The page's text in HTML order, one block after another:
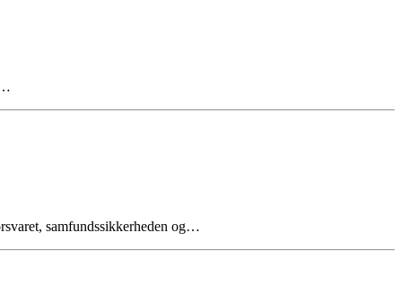
samfundssikkerheden og…